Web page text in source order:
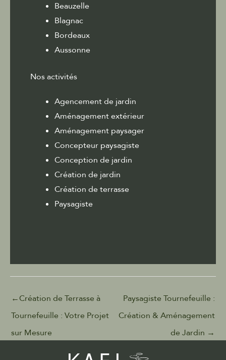
Beauzelle
Blagnac
Bordeaux
Aussonne
Nos activités
Agencement de jardin
Aménagement extérieur
Aménagement paysager
Concepteur paysagiste
Conception de jardin
Création de jardin
Création de terrasse
Paysagiste
←Création de Terrasse à
Tournefeuille : Votre Projet
sur Mesure
Paysagiste Tournefeuille :
Création & Aménagement
de Jardin →